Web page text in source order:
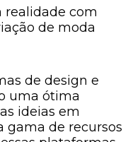
realidade com
de moda
de design e
uma ótima
ideias em
gama de recursos